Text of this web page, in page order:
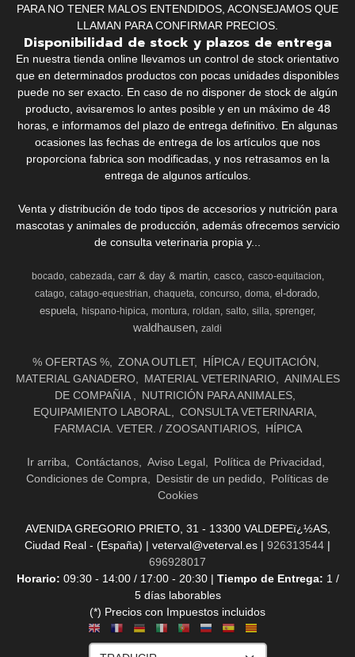
PARA NO TENER MALOS ENTENDIDOS, ACONSEJAMOS QUE
LLAMAN PARA CONFIRMAR PRECIOS.
Disponibilidad de stock y plazos de entrega
En nuestra tienda online llevamos un control de stock orientativo
que en determinados productos con pocas unidades disponibles
puede no ser exacto. En caso de no disponer de stock de algún
producto, avisaremos lo antes posible y en un máximo de 48
horas, e informamos del plazo de entrega definitivo. En algunas
ocasiones las fechas de entrega de los artículos que nos
proporciona fabrica son modificadas, y nos retrasamos en la
entrega de algunos artículos.
Venta y distribución de todo tipos de accesorios y nutrición para
mascotas y animales de producción, además ofrecemos servicio
de consulta veterinaria propia y...
bocado cabezada carr & day & martin casco
casco-equitacion
catago catago-equestrian chaqueta concurso doma el-dorado
espuela hispano-hipica montura roldan salto silla sprenger
waldhausen zaldi
% OFERTAS % ZONA OUTLET
HÍPICA / EQUITACIÓN
MATERIAL GANADERO
MATERIAL VETERINARIO
ANIMALES
DE COMPAÑIA
NUTRICIÓN PARA ANIMALES
EQUIPAMIENTO LABORAL
CONSULTA VETERINARIA
FARMACIA. VETER. / ZOOSANTIARIOS
HÍPICA
Ir arriba Contáctanos Aviso Legal
Política de Privacidad
Condiciones de Compra
Desistir de un pedido
Políticas de
Cookies
AVENIDA GREGORIO PRIETO, 31 - 13300 VALDEPEï¿½AS,
Ciudad Real - (España) | veterval@veterval.es | 926313544 |
696928017
Horario: 09:30 - 14:00 / 17:00 - 20:30 | Tiempo de Entrega: 1 /
5 días laborables
(*) Precios con Impuestos incluidos